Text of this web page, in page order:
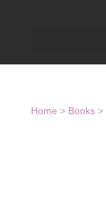
Home > Books>